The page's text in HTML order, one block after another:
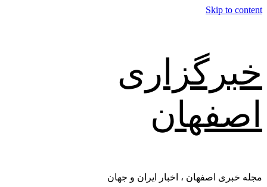
Skip to content
خبرگزاری
اصفهان
مجله خبری اصفهان ، اخبار ایران و جهان